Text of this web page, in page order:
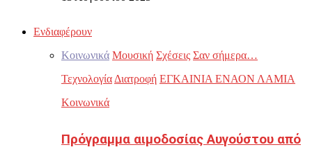
Ενδιαφέρουν
Κοινωνικά Μουσική Σχέσεις Σαν σήμερα…
Τεχνολογία Διατροφή ΕΓΚΑΙΝΙΑ ΕΝΑΟΝ ΛΑΜΙΑ
Κοινωνικά
Πρόγραμμα αιμοδοσίας Αυγούστου από